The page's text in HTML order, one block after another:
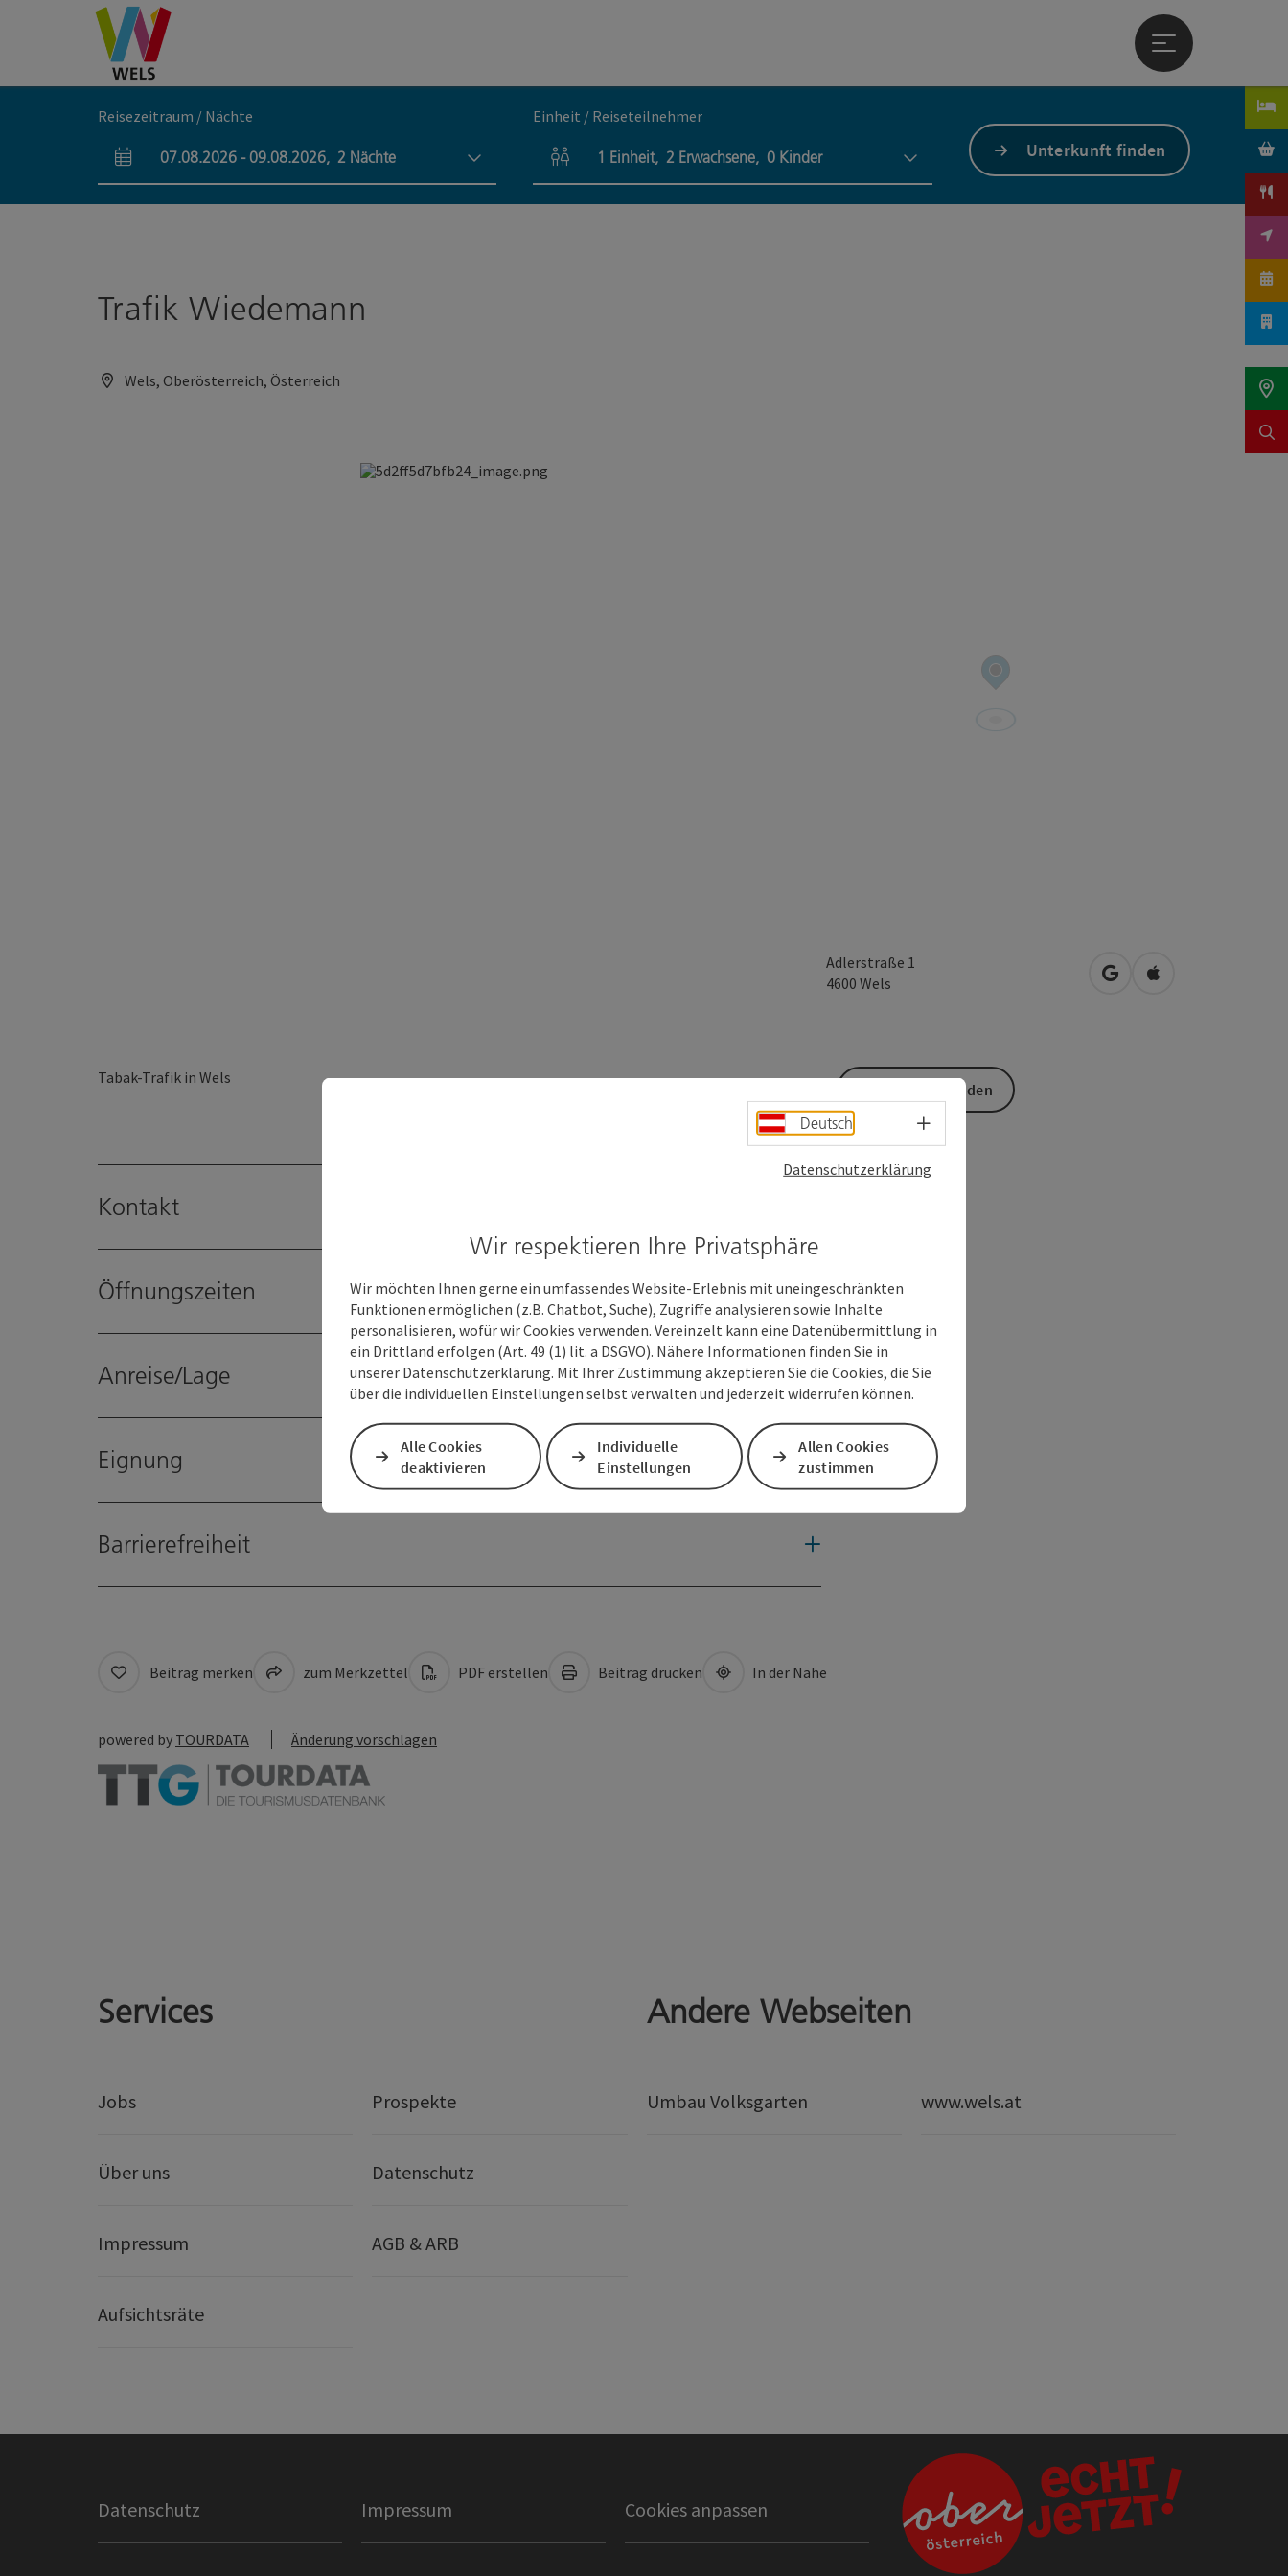
Zum Inhalt Accesskey
[0]
Zur NavigationAccesskey
[1]
Zum Seitenanfang Accesskey
[2]
Hauptmenü öffnen
Reisezeitraum / Nächte
An- und Abreisefelder
07.08.2026 -09.08.2026, 2 Nächte
Einheit / Reiseteilnehmer
Einheitenanzahl und Personenfelder
1 Einheit, 2 Erwachsene, 0 Kinder Unterkunft finden
Trafik Wiedemann
Wels, Oberösterreich, Österreich
Adlerstraße 1
4600 Wels in Google Maps öffnen
in Apple Maps
Tabak-Trafik in Wels
Kontakt
Öffnungszeiten
Anreise/Lage
Eignung
Barrierefreiheit
Anfrage senden
Beitrag merken zum Merkzettel PDF erstellen Beitrag drucken In der Nähe
powered by TOURDATA Änderung vorschlagen
Services
Jobs Prospekte
Über uns Datenschutz
Impressum AGB & ARB
Aufsichtsräte
Andere Webseiten
Umbau Volksgarten www.wels.at
Datenschutz Impressum Cookies anpassen
Deutsch Sprachwahl - Menü öffnen
Datenschutzerklärung
Wir respektieren Ihre Privatsphäre
Wir möchten Ihnen gerne ein umfassendes Website-Erlebnis mit uneingeschränkten
Funktionen ermöglichen (z.B. Chatbot, Suche), Zugriffe analysieren sowie Inhalte
personalisieren, wofür wir Cookies verwenden. Vereinzelt kann eine Datenübermittlung in
ein Drittland erfolgen (Art. 49 (1) lit. a DSGVO). Nähere Informationen finden Sie in
unserer Datenschutzerklärung. Mit Ihrer Zustimmung akzeptieren Sie die Cookies, die Sie
über die individuellen Einstellungen selbst verwalten und jederzeit widerrufen können.
Alle Cookies
deaktivieren
Individuelle
Einstellungen
Allen Cookies
zustimmen